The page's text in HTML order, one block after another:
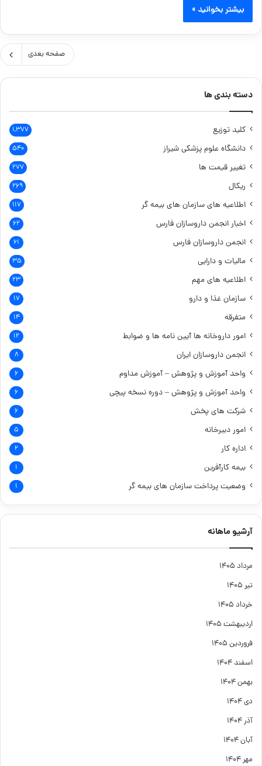
بیشتر بخوانید »
صفحه بعدی
دسته بندی ها
کلید توزیع ۱,۳۷۷
دانشگاه علوم پزشکی شیراز ۵۴۰
تغییر قیمت ها ۲۷۷
ریکال ۲۶۹
اطلاعیه های سازمان های بیمه گر ۱۱۷
اخبار انجمن داروسازان فارس ۶۲
انجمن داروسازان فارس ۶۱
مالیات و دارایی ۳۵
اطلاعیه های مهم ۲۳
سازمان غذا و دارو ۱۷
متفرقه ۱۴
امور داروخانه ها آیین نامه ها و ضوابط ۱۲
انجمن داروسازان ایران ۸
واحد آموزش و پژوهش – آموزش مداوم ۶
واحد آموزش و پژوهش – دوره نسخه پیچی ۶
شرکت های پخش ۶
امور دبیرخانه ۵
اداره کار ۲
بیمه کارآفرین ۱
وضعیت پرداخت سازمان های بیمه گر ۱
آرشیو ماهانه
مرداد ۱۴۰۵
تیر ۱۴۰۵
خرداد ۱۴۰۵
اردیبهشت ۱۴۰۵
فروردین ۱۴۰۵
اسفند ۱۴۰۴
بهمن ۱۴۰۴
دی ۱۴۰۴
آذر ۱۴۰۴
آبان ۱۴۰۴
مهر ۱۴۰۴